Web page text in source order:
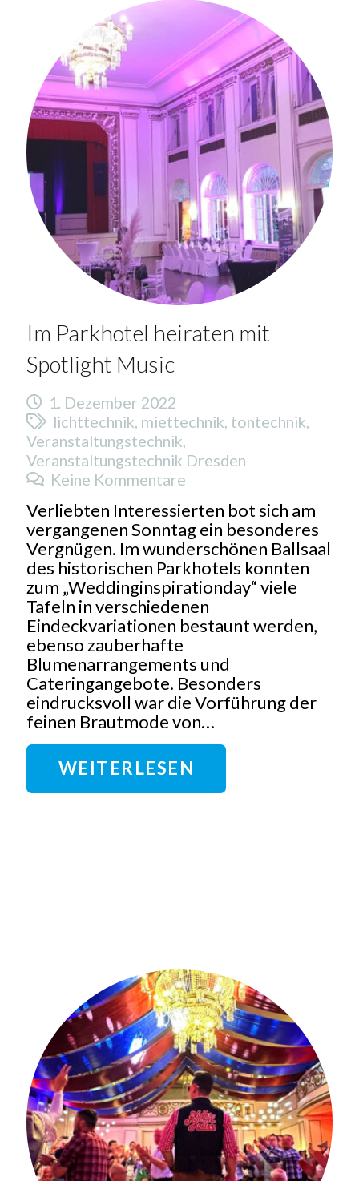
Im Parkhotel heiraten mit
Spotlight Music
1. Dezember 2022
lichttechnik miettechnik tontechnik
Veranstaltungstechnik
Veranstaltungstechnik Dresden
Keine Kommentare
Verliebten Interessierten bot sich am
vergangenen Sonntag ein besonderes
Vergnügen. Im wunderschönen Ballsaal
des historischen Parkhotels konnten
zum „Weddinginspirationday“ viele
Tafeln in verschiedenen
Eindeckvariationen bestaunt werden,
ebenso zauberhafte
Blumenarrangements und
Cateringangebote. Besonders
eindrucksvoll war die Vorführung der
feinen Brautmode von…
WEITERLESEN